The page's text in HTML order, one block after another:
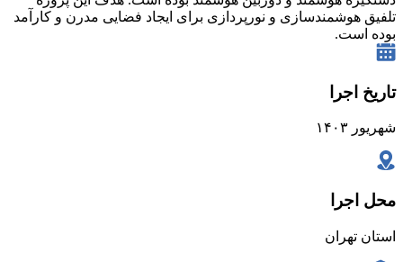
تلفیق هوشمندسازی و نورپردازی برای ایجاد فضایی مدرن و کارآمد
بوده است.
تاریخ اجرا
شهریور ۱۴۰۳
محل اجرا
استان تهران